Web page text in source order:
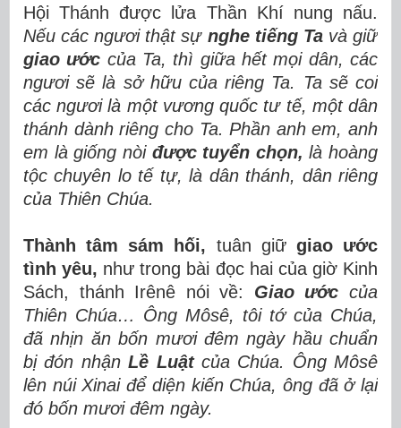
Hội Thánh được lửa Thần Khí nung nấu.
Nếu các ngươi thật sự nghe tiếng Tavà giữ
giao ước của Ta, thì giữa hết mọi dân, các
ngươi sẽ là sở hữu của riêng Ta.
Ta sẽ coi
các ngươi là một vương quốc tư tế, một dân
thánh dành riêng cho Ta. Phần anh em, anh
em là giống nòi được tuyển chọn, là hoàng
tộc chuyên lo tế tự, là dân thánh, dân riêng
của Thiên Chúa.
Thành tâm sám hối, tuân giữ giao ước
tình yêu, như trong bài đọc hai của giờ Kinh
Sách, thánh Irênê nói về: Giao ước của
Thiên Chúa… Ông Môsê, tôi tớ của Chúa,
đã nhịn ăn bốn mươi đêm ngày hầu chuẩn
bị đón nhậnLề Luậtcủa Chúa. Ông Môsê
lên núi Xinai để diện kiến Chúa, ông đã ở lại
đó bốn mươi đêm ngày.